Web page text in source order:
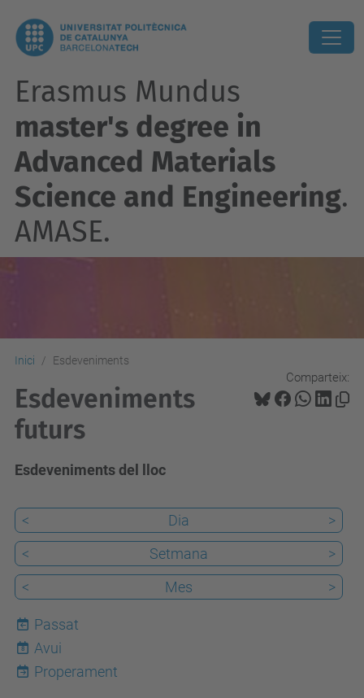
Erasmus Mundus
master's degree in
Advanced Materials
Science and Engineering.
AMASE.
Inici Esdeveniments
Comparteix:
Esdeveniments
futurs
Esdeveniments del lloc
< Dia
>
<
Setmana
>
<
Mes >
Passat
8
Avui
Properament